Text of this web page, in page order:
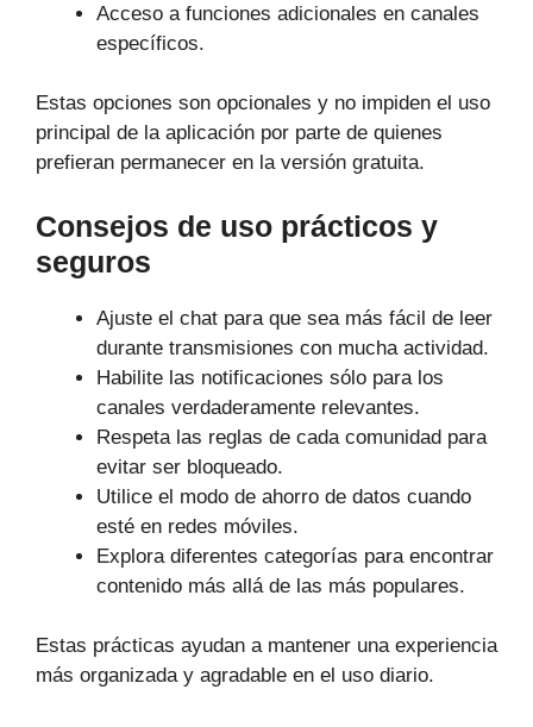
Acceso a funciones adicionales en canales
específicos.
Estas opciones son opcionales y no impiden el uso
principal de la aplicación por parte de quienes
prefieran permanecer en la versión gratuita.
Consejos de uso prácticos y
seguros
Ajuste el chat para que sea más fácil de leer
durante transmisiones con mucha actividad.
Habilite las notificaciones sólo para los
canales verdaderamente relevantes.
Respeta las reglas de cada comunidad para
evitar ser bloqueado.
Utilice el modo de ahorro de datos cuando
esté en redes móviles.
Explora diferentes categorías para encontrar
contenido más allá de las más populares.
Estas prácticas ayudan a mantener una experiencia
más organizada y agradable en el uso diario.